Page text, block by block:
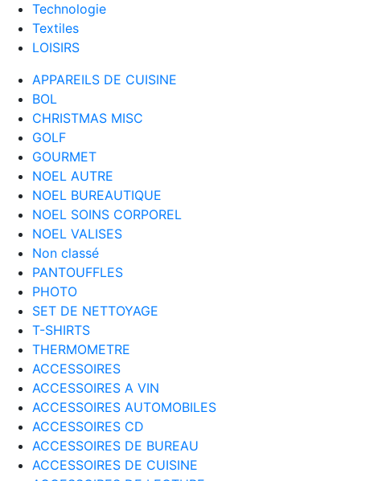
Technologie
Textiles
LOISIRS
APPAREILS DE CUISINE
BOL
CHRISTMAS MISC
GOLF
GOURMET
NOEL AUTRE
NOEL BUREAUTIQUE
NOEL SOINS CORPOREL
NOEL VALISES
Non classé
PANTOUFFLES
PHOTO
SET DE NETTOYAGE
T-SHIRTS
THERMOMETRE
ACCESSOIRES
ACCESSOIRES A VIN
ACCESSOIRES AUTOMOBILES
ACCESSOIRES CD
ACCESSOIRES DE BUREAU
ACCESSOIRES DE CUISINE